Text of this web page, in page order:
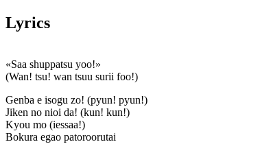
Lyrics
«Saa shuppatsu yoo!»
(Wan! tsu! wan tsuu surii foo!)
Genba e isogu zo! (pyun! pyun!)
Jiken no nioi da! (kun! kun!)
Kyou mo (iessaa!)
Bokura egao patoroorutai